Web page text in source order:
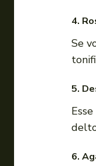
4.
Se
5.
6.